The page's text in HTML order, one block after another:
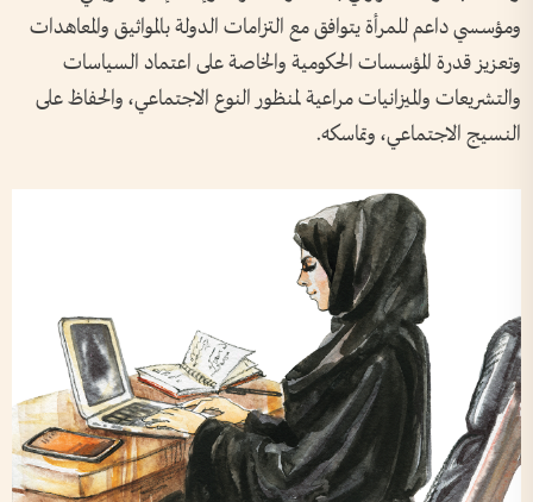
ومؤسسي داعم للمرأة يتوافق مع التزامات الدولة بالمواثيق والمعاهدات
وتعزيز قدرة المؤسسات الحكومية والخاصة على اعتماد السياسات
والتشريعات والميزانيات مراعية لمنظور النوع الاجتماعي، والحفاظ على
النسيج الاجتماعي، وتماسكه.